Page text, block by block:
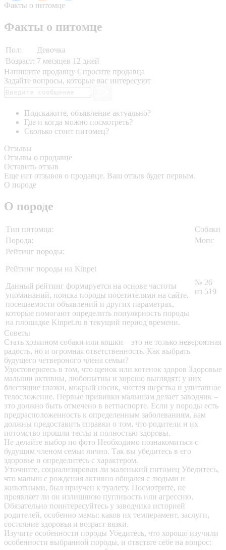
Факты о питомце
Факты о питомце
Пол:
Девочка
Возраст: 7 месяцев 12 дней
Напишите продавцу Спросите продавца
Задайте вопросы, которые вас интересуют
Подскажите, объявление актуально?
Где и когда можно посмотреть?
Сколько стоит питомец?
Отзывы
Отзывы о продавце
Оставить отзыв
Еще нет отзывов о продавце. Ваш отзыв будет первым.
О породе
О породе
Тип питомца:
Собаки
Порода:
Мопс
Рейтинг породы:
Рейтинг породы на Kinpet
Данный рейтинг формируется на основе частоты
упоминаний, поиска породы посетителями на сайте,
посещаемости объявлений и других параметрах,
которые помогают определить популярность породы
на площадке Kinpet.ru в текущий период времени.
№ 26
из 519
Советы
Стать хозяином собаки или кошки – это не только невероятная
радость, но и огромная ответственность. Как выбрать
будущего четвероного члена семьи?
Удостоверьтесь в том, что щенок или котенок здоров Здоровые
малыши активны, любопытны и хорошо выглядят: у них
блестящие глазки, мокрый носик, чистая шерстка и упитанное
телосложение. Первые прививки малышам делает заводчик –
это должно быть отмечено в ветпаспорте. Если у породы есть
предрасположенность к определенным заболеваниям, вам
должны предоставить справки о том, что родители и их
потомство прошли тесты и полностью здоровы.
Не делайте выбор по фото Необходимо познакомиться с
будущим членом семьи лично. Так вы убедитесь в его
здоровье и определитесь с характером.
Уточните, социализирован ли маленький питомец Убедитесь,
что малыш с рождения активно общался с людьми и
животными, был приучен к туалету. Посмотрите, не
проявляет ли он излишнюю пугливость или агрессию.
Обязательно поинтересуйтесь у заводчика историей
родителей, особенно мамы: каков их темперамент, заслуги,
состояние здоровья и возраст вязки.
Изучите особенности породы Убедитесь, что хорошо изучили
особенности выбранной породы, и ответьте себе на вопрос: